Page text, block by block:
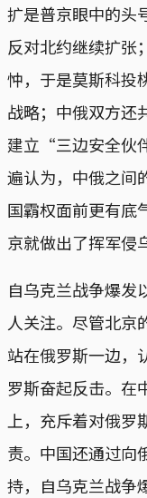
扩是普京眼中的头
反对北约继续扩张
忡，于是莫斯科投
战略；中俄双方还
建立“三边安全伙
遍认为，中俄之间
国霸权面前更有底
京就做出了挥军侵
自乌克兰战争爆发
人关注。尽管北京
站在俄罗斯一边，
罗斯奋起反击。在
上，充斥着对俄
责。中国还通过向
持，自乌克兰战争